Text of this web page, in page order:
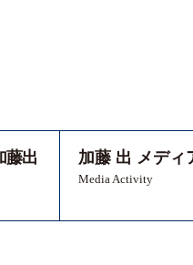
藤出 加藤 出 メディ
Media Activity